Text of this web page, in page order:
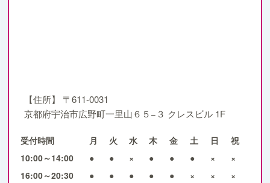
【住所】
〒611-0031
京都府宇治市広野町一里山６５−３ クレスビル 1F
受付時間 月 火 水 木 金 土 日
祝
10:00～14:00
● ● × ● ● ● ×
×
16:00～20:30
● ● ● ● ● × ×
×